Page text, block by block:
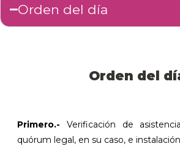
Orden del día
Orden del
Primero.- Verificación de
quórum legal, en su caso, e